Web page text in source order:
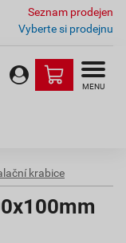
Seznam prodejen
Vyberte si prodejnu
MENU
krabice